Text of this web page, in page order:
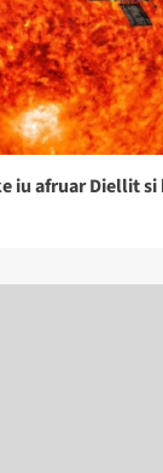
iu afruar Diellit